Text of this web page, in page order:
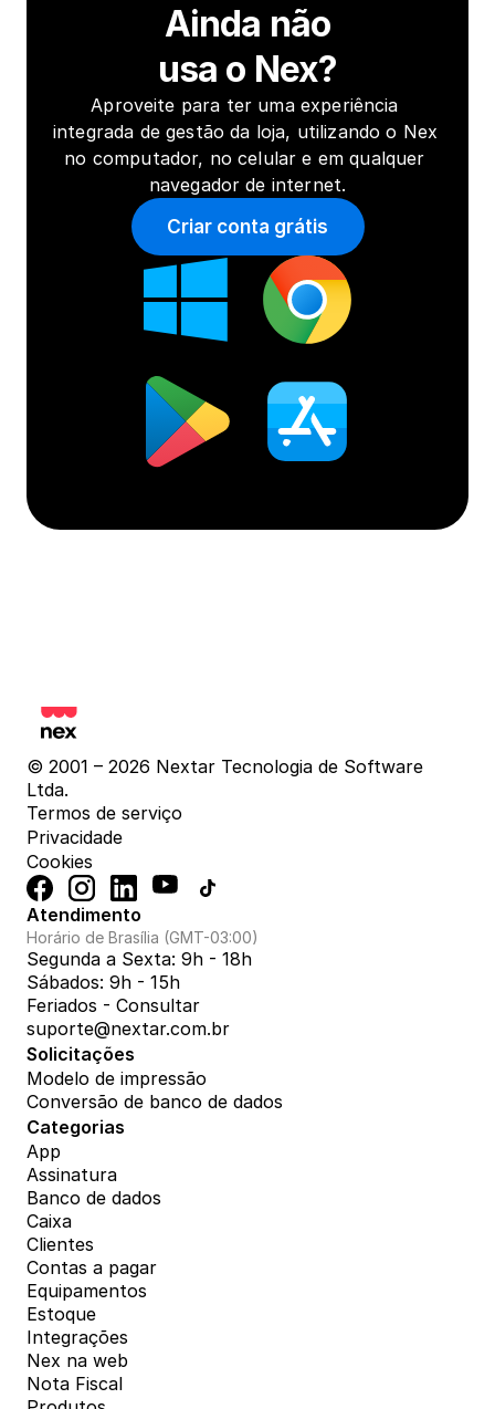
Ainda não
usa o Nex?
Aproveite para ter uma experiência
integrada de gestão da loja, utilizando o Nex
no computador, no celular e em qualquer
navegador de internet.
Criar conta grátis
© 2001 – 2026 Nextar Tecnologia de Software
Ltda.
Termos de serviço
Privacidade
Cookies
Atendimento
Horário de Brasília (GMT-03:00)
Segunda a Sexta: 9h - 18h
Sábados: 9h - 15h
Feriados - Consultar
suporte@nextar.com.br
Solicitações
Modelo de impressão
Conversão de banco de dados
Categorias
App
Assinatura
Banco de dados
Caixa
Clientes
Contas a pagar
Equipamentos
Estoque
Integrações
Nex na web
Nota Fiscal